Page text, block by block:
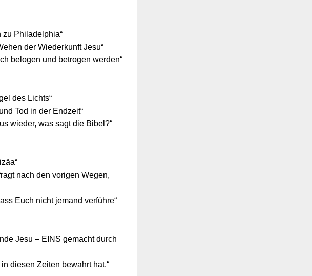
zu Philadelphia“
der Wiederkunft Jesu“
belogen und betrogen werden“
des Lichts“
Tod in der Endzeit“
wieder, was sagt die Bibel?“
nach den vorigen Wegen,
Euch nicht jemand verführe“
Jesu – EINS gemacht durch
diesen Zeiten bewahrt hat.“